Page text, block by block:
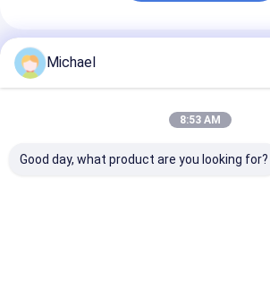
Produits Recommandés
Michael
8:53 AM
Good day, what product are you looking for?